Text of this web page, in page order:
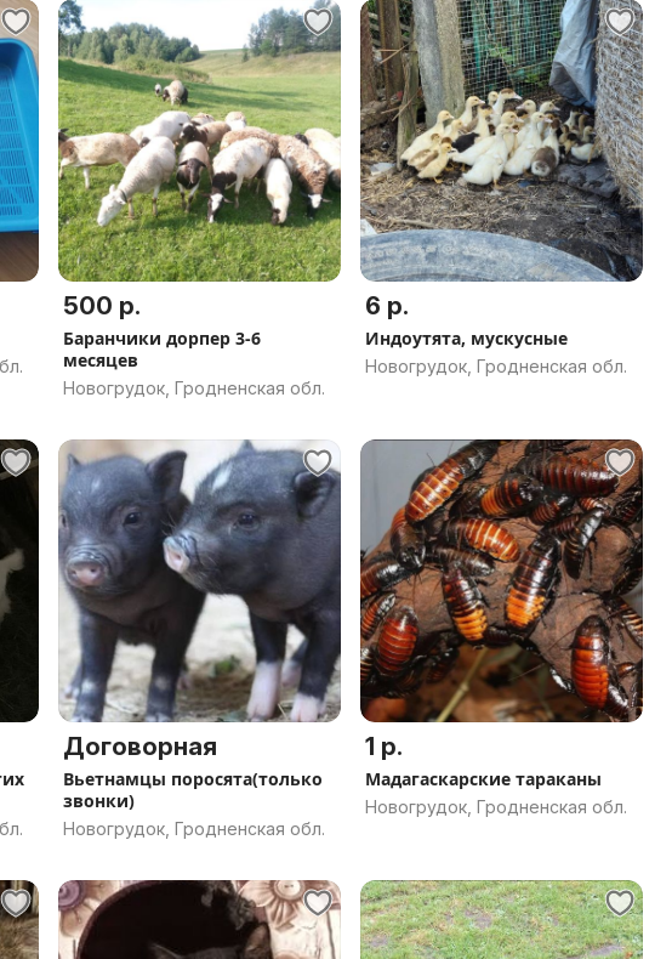
500 р.
Баранчики дорпер 3-6
месяцев
Новогрудок, Гродненская обл.
6 р.
Индоутята, мускусные
Новогрудок, Гродненская обл.
Договорная
Вьетнамцы поросята(только
звонки)
Новогрудок, Гродненская обл.
1 р.
Мадагаскарские тараканы
Новогрудок, Гродненская обл.